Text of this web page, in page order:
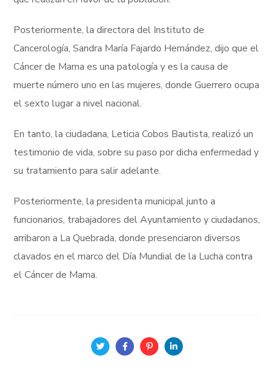
Posteriormente, la directora del Instituto de
Cancerología, Sandra María Fajardo Hernández, dijo que el
Cáncer de Mama es una patología y es la causa de
muerte número uno en las mujeres, donde Guerrero ocupa
el sexto lugar a nivel nacional.
En tanto, la ciudadana, Leticia Cobos Bautista, realizó un
testimonio de vida, sobre su paso por dicha enfermedad y
su tratamiento para salir adelante.
Posteriormente, la presidenta municipal junto a
funcionarios, trabajadores del Ayuntamiento y ciudadanos,
arribaron a La Quebrada, donde presenciaron diversos
clavados en el marco del Día Mundial de la Lucha contra
el Cáncer de Mama.